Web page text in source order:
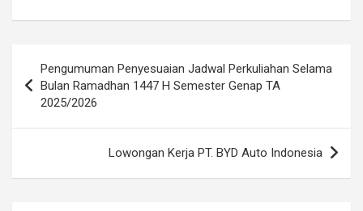
navigation
Pengumuman Penyesuaian Jadwal Perkuliahan Selama
Bulan Ramadhan 1447 H Semester Genap TA
2025/2026
Lowongan Kerja PT. BYD Auto Indonesia